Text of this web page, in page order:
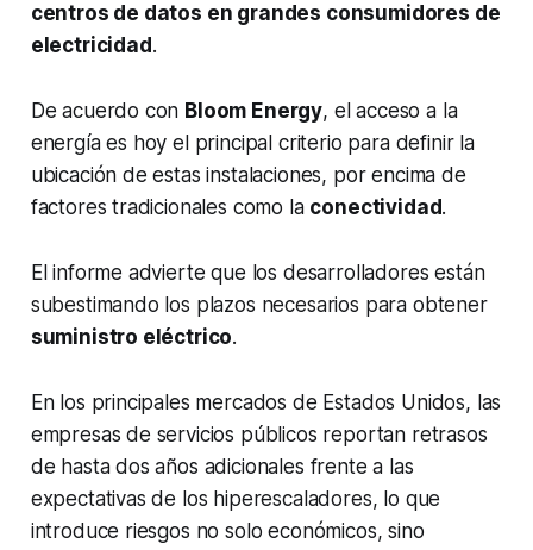
centros de datos en grandes consumidores de
electricidad .
De acuerdo con Bloom Energy, el acceso a la
energía es hoy el principal criterio para definir la
ubicación de estas instalaciones, por encima de
factores tradicionales como la conectividad.
El informe advierte que los desarrolladores están
subestimando los plazos necesarios para obtener
suministro eléctrico.
En los principales mercados de Estados Unidos, las
empresas de servicios públicos reportan retrasos
de hasta dos años adicionales frente a las
expectativas de los hiperescaladores, lo que
introduce riesgos no solo económicos, sino